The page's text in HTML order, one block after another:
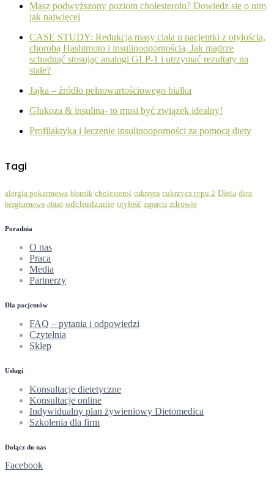
Masz podwyższony poziom cholesterolu? Dowiedz się o nim
jak najwięcej
CASE STUDY: Redukcja masy ciała u pacjentki z otyłością,
chorobą Hashimoto i insulinoopornością. Jak mądrze
schudnąć stosując analogi GLP-1 i utrzymać rezultaty na
stałe?
Jajka – źródło pełnowartościowego białka
Glukoza & insulina- to musi być związek idealny!
Profilaktyka i leczenie insulinooporności za pomocą diety
Tagi
alergia pokarmowa błonnik cholesterol cukrzyca cukrzyca typu 2 Dieta dieta
bezglutenowa obiad odchudzanie otyłość zaparcia zdrowie
Poradnia
O nas
Praca
Media
Partnerzy
Dla pacjentów
FAQ – pytania i odpowiedzi
Czytelnia
Sklep
Usługi
Konsultacje dietetyczne
Konsultacje online
Indywidualny plan żywieniowy Dietomedica
Szkolenia dla firm
Dołącz do nas
Facebook